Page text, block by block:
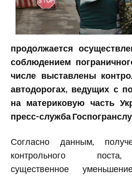
продолжается
соблюдением
числе выставлены
автодорогах, ведущих с
на материковую часть
пресс-служба
Согласно данным,
контрольного
существенное